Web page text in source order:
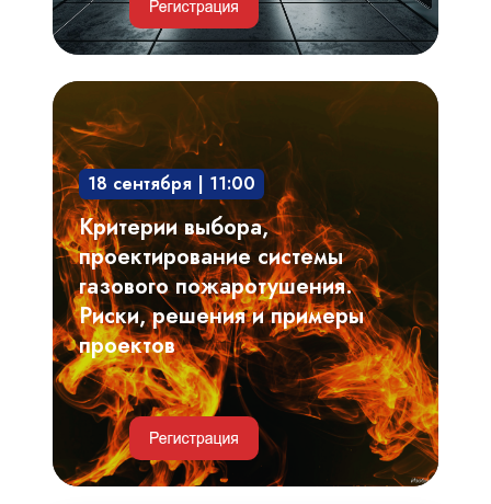
Критерии
выбора,
проектирование
системы
газового
пожаротушения.
Риски,
решения
и
примеры
проектов
18 сентября | 11:00
Критерии выбора,
проектирование системы
газового пожаротушения.
Риски, решения и примеры
проектов